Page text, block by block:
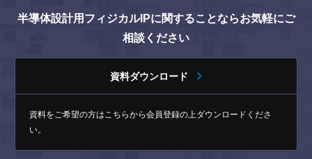
半導体設計用フィジカルIPに関することならお気軽にご
相談ください
資料ダウンロード
資料をご希望の方はこちらから会員登録の上ダウンロードくださ
い。